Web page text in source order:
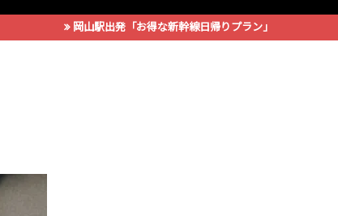
岡山駅出発「お得な新幹線日帰りプラン」